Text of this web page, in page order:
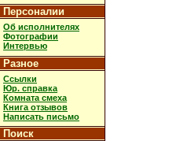
Персоналии
Об исполнителях
Фотографии
Интервью
Разное
Ссылки
Юр. справка
Комната смеха
Книга отзывов
Написать письмо
Поиск